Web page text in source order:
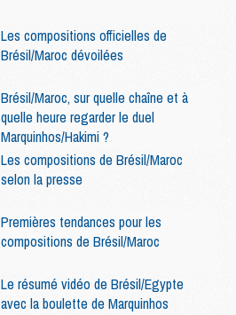
Les compositions officielles de
Brésil/Maroc dévoilées
Brésil/Maroc, sur quelle chaîne et à
quelle heure regarder le duel
Marquinhos/Hakimi ?
Les compositions de Brésil/Maroc
selon la presse
Premières tendances pour les
compositions de Brésil/Maroc
Le résumé vidéo de Brésil/Egypte
avec la boulette de Marquinhos